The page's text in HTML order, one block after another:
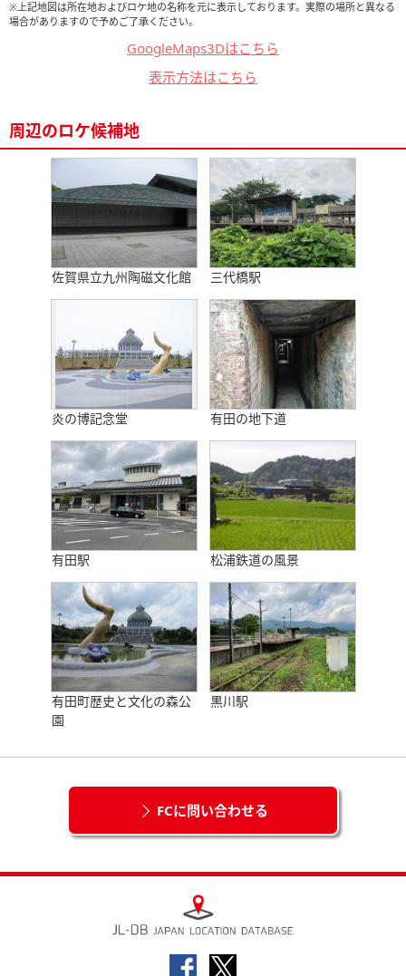
※上記地図は所在地およびロケ地の名称を元に表示しております。実際の場所と異なる
場合がありますので予めご了承ください。
GoogleMaps3Dはこちら
表示方法はこちら
周辺のロケ候補地
佐賀県立九州陶磁文化館 三代橋駅
炎の博記念堂 有田の地下道
有田駅 松浦鉄道の風景
有田町歴史と文化の森公
園
黒川駅
FCに問い合わせる